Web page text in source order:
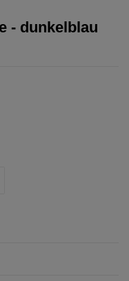
- dunkelblau